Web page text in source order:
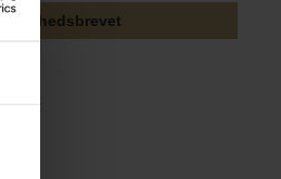
nyhedsbrevet